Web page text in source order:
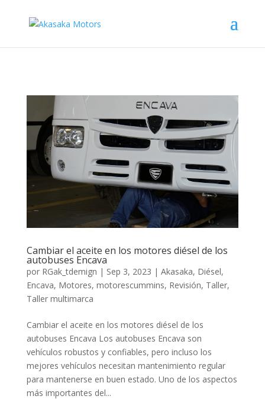
Cambiar el aceite en los motores diésel de los
autobuses Encava
por RGak_tdemign | Sep 3, 2023 | Akasaka, Diésel,
Encava, Motores, motorescummins, Revisión, Taller,
Taller multimarca
Cambiar el aceite en los motores diésel de los
autobuses Encava Los autobuses Encava son
vehículos robustos y confiables, pero incluso los
mejores vehículos necesitan mantenimiento regular
para mantenerse en buen estado. Uno de los aspectos
más importantes del...